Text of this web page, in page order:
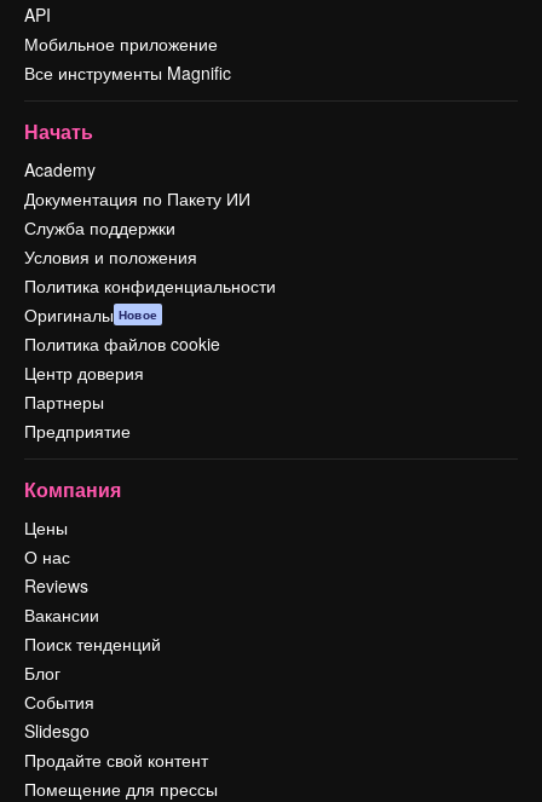
API
Мобильное приложение
Все инструменты Magnific
Начать
Academy
Документация по Пакету ИИ
Служба поддержки
Условия и положения
Политика конфиденциальности
Оригиналы Новое
Политика файлов cookie
Центр доверия
Партнеры
Предприятие
Компания
Цены
О нас
Reviews
Вакансии
Поиск тенденций
Блог
События
Slidesgo
Продайте свой контент
Помещение для прессы